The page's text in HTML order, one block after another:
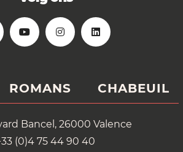
ROMANS CHABEUIL
Bancel, 26000 Valence
(0)4 75 44 90 40